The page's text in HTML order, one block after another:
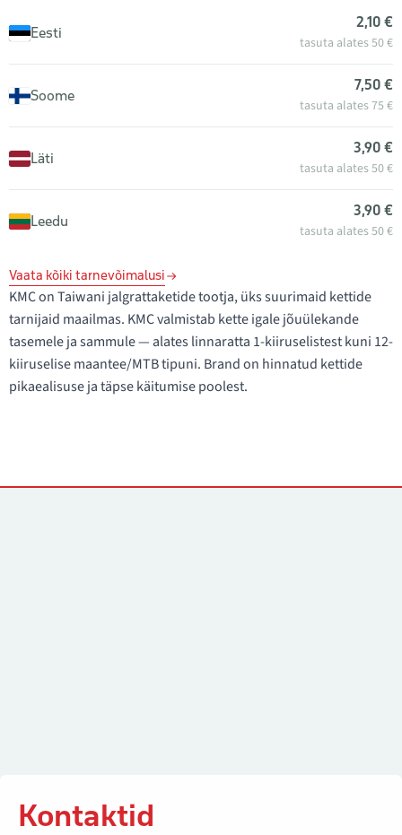
Eesti
2,10 €
tasuta alates 50 €
Soome
7,50 €
tasuta alates 75 €
Läti
3,90 €
tasuta alates 50 €
Leedu
3,90 €
tasuta alates 50 €
Vaata kõiki tarnevõimalusi
KMC on Taiwani jalgrattaketide tootja, üks suurimaid kettide
tarnijaid maailmas. KMC valmistab kette igale jõuülekande
tasemele ja sammule — alates linnaratta 1-kiiruselistest kuni 12-
kiiruselise maantee/MTB tipuni. Brand on hinnatud kettide
pikaealisuse ja täpse käitumise poolest.
Kontaktid